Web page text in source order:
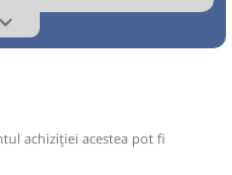
achiziției acestea pot fi